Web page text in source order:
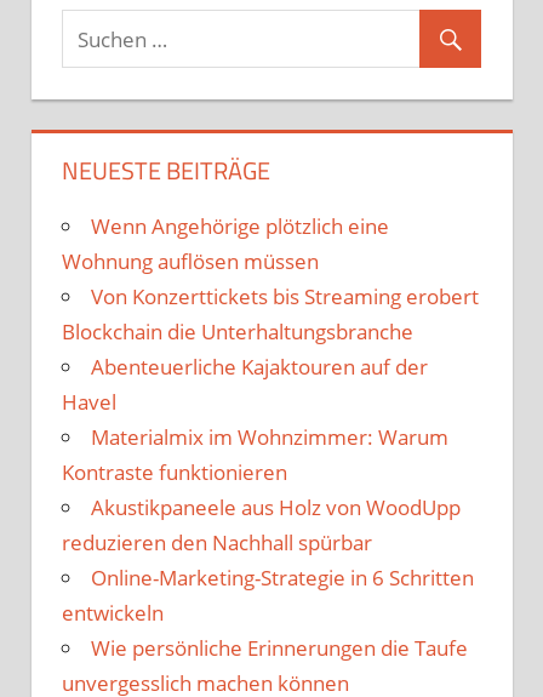
NEUESTE BEITRÄGE
Wenn Angehörige plötzlich eine
Wohnung auflösen müssen
Von Konzerttickets bis Streaming erobert
Blockchain die Unterhaltungsbranche
Abenteuerliche Kajaktouren auf der
Havel
Materialmix im Wohnzimmer: Warum
Kontraste funktionieren
Akustikpaneele aus Holz von WoodUpp
reduzieren den Nachhall spürbar
Online-Marketing-Strategie in 6 Schritten
entwickeln
Wie persönliche Erinnerungen die Taufe
unvergesslich machen können